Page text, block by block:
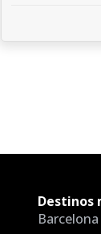
Destinos
Barcelona